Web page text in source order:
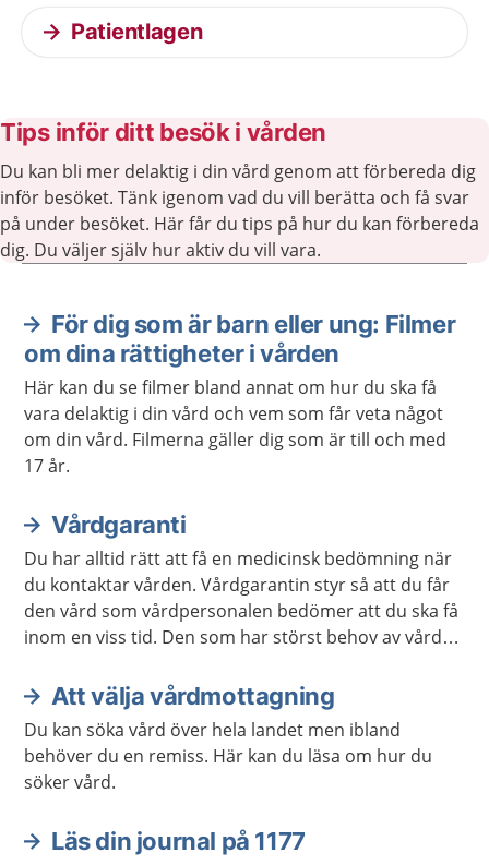
Patientlagen
Tips inför ditt besök i vården
Du kan bli mer delaktig i din vård genom att förbereda dig
inför besöket. Tänk igenom vad du vill berätta och få svar
på under besöket. Här får du tips på hur du kan förbereda
dig. Du väljer själv hur aktiv du vill vara.
Aktuella artiklar
För dig som är barn eller ung: Filmer
om dina rättigheter i vården
Här kan du se filmer bland annat om hur du ska få
vara delaktig i din vård och vem som får veta något
om din vård. Filmerna gäller dig som är till och med
17 år.
Vårdgaranti
Du har alltid rätt att få en medicinsk bedömning när
du kontaktar vården. Vårdgarantin styr så att du får
den vård som vårdpersonalen bedömer att du ska få
inom en viss tid. Den som har störst behov av vård
Att välja vårdmottagning
Du kan söka vård över hela landet men ibland
behöver du en remiss. Här kan du läsa om hur du
söker vård.
Läs din journal på 1177